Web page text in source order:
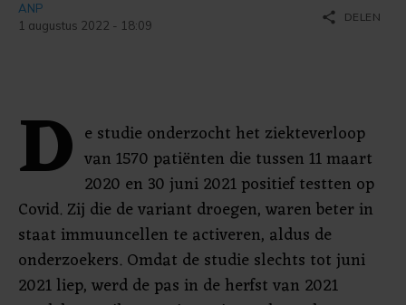
ANP
1 augustus 2022 - 18:09
share DELEN
D e studie onderzocht het ziekteverloop
van 1570 patiënten die tussen 11 maart
2020 en 30 juni 2021 positief testten op
Covid. Zij die de variant droegen, waren beter in
staat immuuncellen te activeren, aldus de
onderzoekers. Omdat de studie slechts tot juni
2021 liep, werd de pas in de herfst van 2021